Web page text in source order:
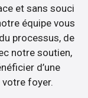
et sans souci
équipe vous
processus, de
notre soutien,
d’une
foyer.